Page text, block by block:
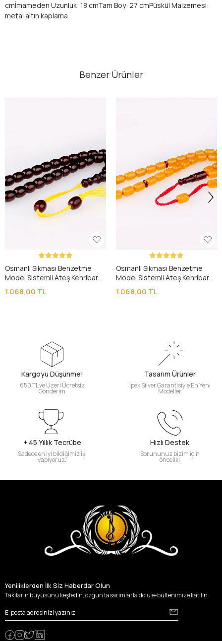
cmİmameden Uzunluk: 18 cmTam Boy: 27 cmPüskül Malzemesi:
metal altın kaplama
Benzer Ürünler
Osmanlı Sıkması Benzetme
Model Sistemli Ateş Kehribar
Tesbih
1.068,00 TL
Osmanlı Sıkması Benzetme
Model Sistemli Ateş Kehribar
Tesbih
1.068,00 TL
Kargoyu Düşünme!
650 TL ve Üzeri Ücretsiz
Gönderim
Tasarım Ürünler
İpek Silver Garantisiyle En Yeni
Modeller
+ 45 Yıllık Tecrübe
Sadece en iyi bildiğimiz işi
yapıyoruz.
Hızlı Destek
Sorununuz bizim için
öncelik!
Yeniliklerden İlk Siz Haberdar Olun
Takıların büyüsünü keşfedin, özgün tasarımlarla dolu e-bültenimize katılın.